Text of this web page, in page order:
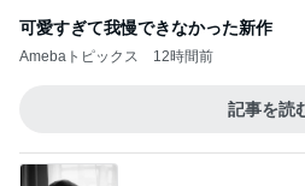
可愛すぎて我慢できなかった新作
Amebaトピックス 12時間前
記事を読